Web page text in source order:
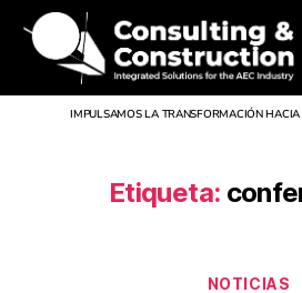
IMPULSAMOS LA TRANSFORMACIÓN
Etiqueta:
NOTICIAS